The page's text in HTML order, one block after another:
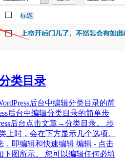
类目录
后台中编辑分类目录的简
后台中编辑分类目录的简单步
后台点击文章→分类目录。 步
上时，会在下方显示几个选项。
，即编辑和快速编辑 编辑 - 点击
下图所示。 您可以编辑任何必填